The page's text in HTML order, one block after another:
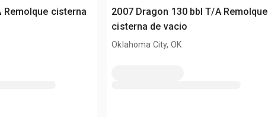
Remolque cisterna
2007 Dragon 130 bbl T/A Remolque
cisterna de vacio
Oklahoma City, OK